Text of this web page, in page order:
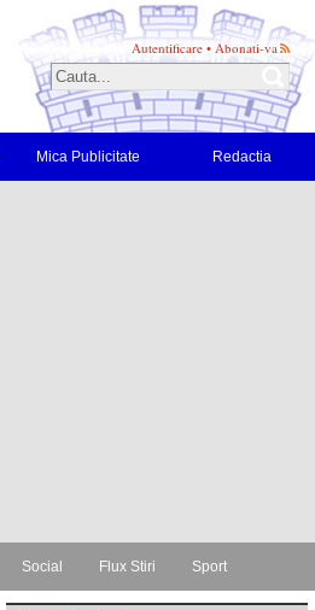
Autentificare • Abonati-va
Mica Publicitate Redactia
Social Flux Stiri Sport